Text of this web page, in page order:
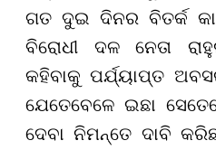
ଗତ ଦୁଇ ଦିନର ବିତର୍କ
ବିରୋଧୀ ଦଳ ନେତା
କହିବାକୁ ପର୍ଯ୍ୟାପ୍ତ
ଯେତେବେଳେ ଇଛା
ଦେବା ନିମନ୍ତେ ଦାବି